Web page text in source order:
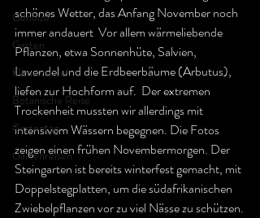
Gehölze
Garten
Klimawandel
Botanische Reise
Gartentag
Gartenreisen
schönes Wetter, das Anfang November noch
immer andauert  Vor allem wärmeliebende
Pflanzen, etwa Sonnenhüte, Salvien,
Lavendel und die Erdbeerbäume (Arbutus),
liefen zur Hochform auf.  Der extremen
Trockenheit mussten wir allerdings mit
intensivem Wässern begegnen. Die Fotos
zeigen einen frühen Novembermorgen. Der
Steingarten ist bereits winterfest gemacht, mit
Doppelstegplatten, um die südafrikanischen
Zwiebelpflanzen vor zu viel Nässe zu schützen.